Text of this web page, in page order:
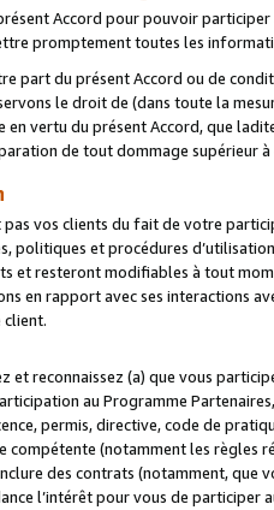
Accord pour pouvoir
promptement toutes les
part du présent Accord ou de
le droit de (dans toute la
en vertu du présent Accord, que
de tout dommage supérieur
vos clients du fait de votre
politiques et procédures
et resteront modifiables à tout
en rapport avec ses interactions
client.
et reconnaissez (a) que vous
au Programme
permis, directive, code de
(notamment les règles
des contrats (notamment, que
l’intérêt pour vous de participer